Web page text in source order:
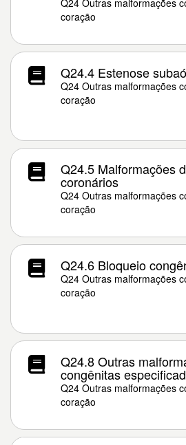
Q24 Outras malformações
coração
Q24.4 Estenose
Q24 Outras malformações
coração
Q24.5 Malformações
coronários
Q24 Outras malformações
coração
Q24.6 Bloqueio
Q24 Outras malformações
coração
Q24.8 Outras
congênitas
Q24 Outras malformações
coração